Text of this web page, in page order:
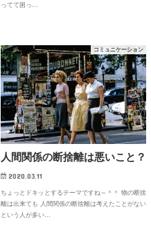
ってて困っ…
コミュニケーション
人間関係の断捨離は悪いこと？
2020.03.11
ちょっとドキッとするテーマですね～＾＾ 物の断捨
離は出来ても 人間関係の断捨離は考えたことがない
という人が多い…